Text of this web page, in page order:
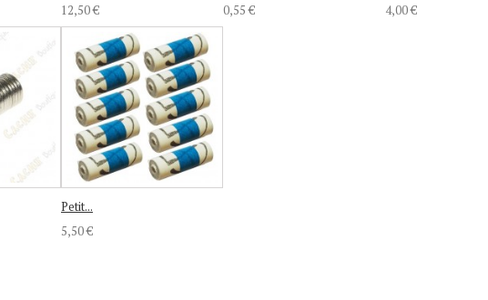
12,50 €
0,55 €
4,00 €
Petit...
5,50 €